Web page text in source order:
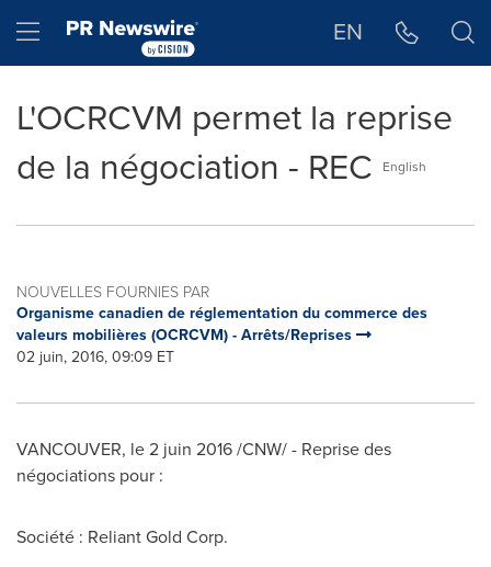
Hamburger menu EN
L'OCRCVM permet la reprise
de la négociation - REC
English
NOUVELLES FOURNIES PAR
Organisme canadien de réglementation du commerce des
valeurs mobilières (OCRCVM) - Arrêts/Reprises
02 juin, 2016, 09:09 ET
VANCOUVER, le 2 juin 2016 /CNW/ - Reprise des
négociations pour :
Société : Reliant Gold Corp.